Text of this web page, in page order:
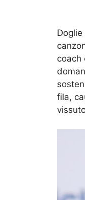
coach
fila,